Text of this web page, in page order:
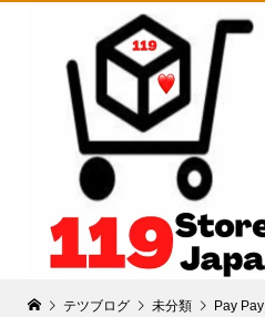
テツブログ 未分類 Pay Pay